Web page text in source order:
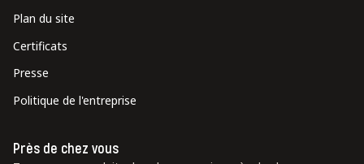
Plan du site
Certificats
Presse
Politique de l'entreprise
Près de chez vous